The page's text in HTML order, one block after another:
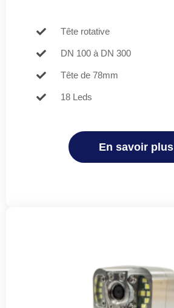
Tête rotative
DN 100 à DN 300
Tête de 78mm
18 Leds
En savoir plus